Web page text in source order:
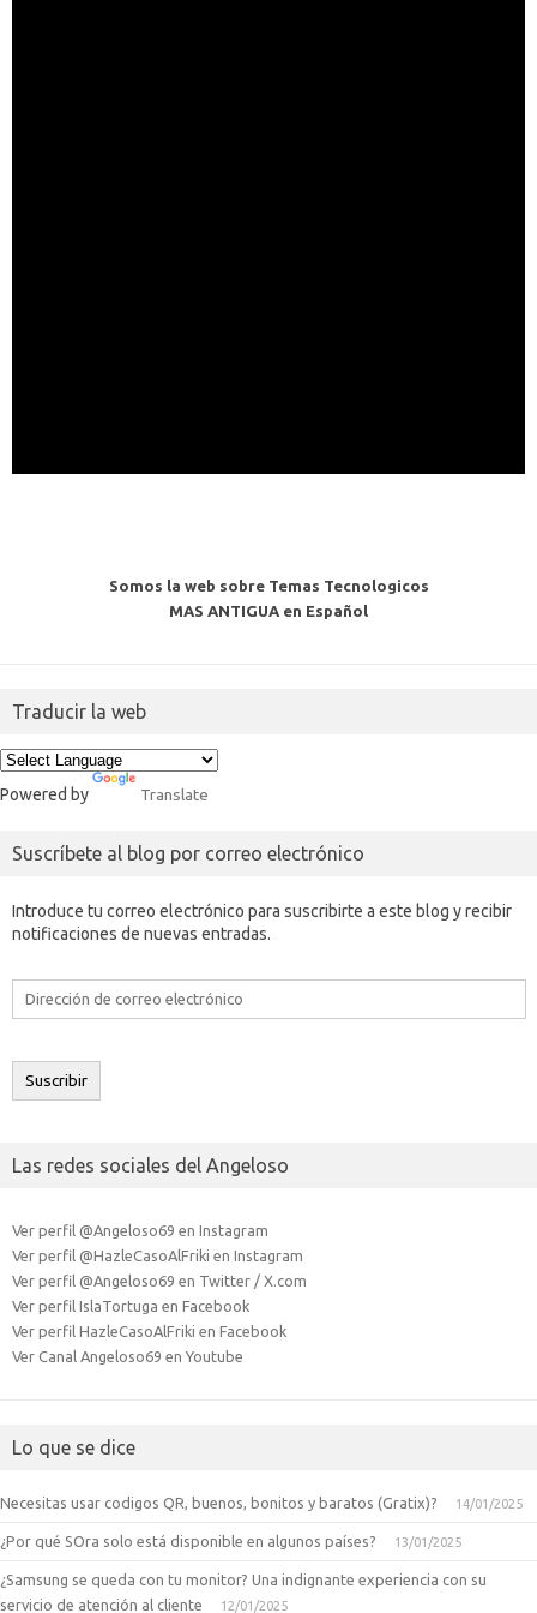
Somos la web sobre Temas Tecnologicos
MAS ANTIGUA en Español
Traducir la web
Powered by Translate
Suscríbete al blog por correo electrónico
Introduce tu correo electrónico para suscribirte a este blog y recibir
notificaciones de nuevas entradas.
Dirección
electrónico
Suscribir
Las redes sociales del Angeloso
Ver perfil @Angeloso69 en Instagram
Ver perfil @HazleCasoAlFriki en Instagram
Ver perfil @Angeloso69 en Twitter / X.com
Ver perfil IslaTortuga en Facebook
Ver perfil HazleCasoAlFriki en Facebook
Ver Canal Angeloso69 en Youtube
Lo que se dice
Necesitas usar codigos QR, buenos, bonitos y baratos (Gratix)? 14/01/2025
¿Por qué SOra solo está disponible en algunos países? 13/01/2025
¿Samsung se queda con tu monitor? Una indignante experiencia con su
servicio de atención al cliente
12/01/2025